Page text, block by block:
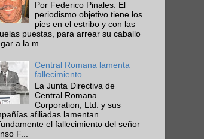
Por Federico Pinales. El
periodismo objetivo tiene los
pies en el estribo y con las
puestas, para arrear su caballo
a la m...
Central Romana lamenta
fallecimiento
La Junta Directiva de
Central Romana
Corporation, Ltd. y sus
afiliadas lamentan
el fallecimiento del señor
F...